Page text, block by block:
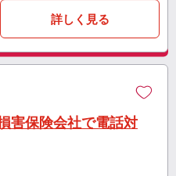
詳しく見る
害保険会社で電話対